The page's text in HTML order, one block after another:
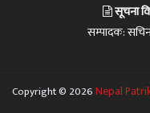
सूचना
सम्पादक:
Copyright © 2026Nepal